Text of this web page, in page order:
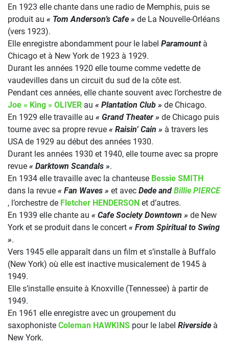
En 1923 elle chante dans une radio de Memphis, puis se
produit au « Tom Anderson’s Cafe » de La Nouvelle-Orléans
(vers 1923).
Elle enregistre abondamment pour le label Paramountà
Chicago et à New York de 1923 à 1929.
Durant les années 1920 elle tourne comme vedette de
vaudevilles dans un circuit du sud de la côte est.
Pendant ces années, elle chante souvent avec l’orchestre de
Joe « King » OLIVER au « Plantation Club » de Chicago.
En 1929 elle travaille au « Grand Theater » de Chicago puis
tourne avec sa propre revue « Raisin’ Cain » à travers les
USA de 1929 au début des années 1930.
Durant les années 1930 et 1940, elle tourne avec sa propre
revue « Darktown Scandals ».
En 1934 elle travaille avec la chanteuse Bessie SMITH
dans la revue « Fan Waves » et avec Dede and Billie PIERCE
, l’orchestre de Fletcher HENDERSON et d’autres.
En 1939 elle chante au « Cafe Society Downtown » de New
York et se produit dans le concert « From Spiritual to Swing
».
Vers 1945 elle apparaît dans un film et s’installe à Buffalo
(New York) où elle est inactive musicalement de 1945 à
1949.
Elle s’installe ensuite à Knoxville (Tennessee) à partir de
1949.
En 1961 elle enregistre avec un groupement du
saxophoniste Coleman HAWKINS pour le label Riverside à
New York.